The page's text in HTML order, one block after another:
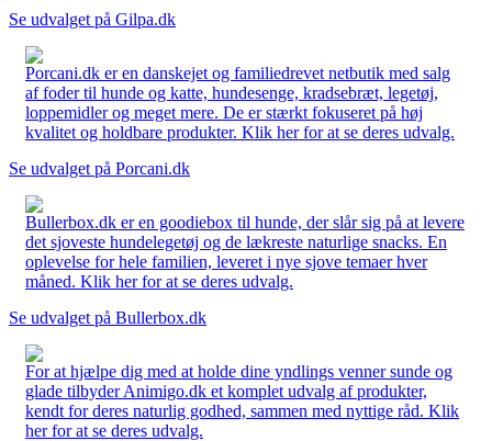
Se udvalget på Gilpa.dk
Porcani.dk er en danskejet og familiedrevet netbutik med salg
af foder til hunde og katte, hundesenge, kradsebræt, legetøj,
loppemidler og meget mere. De er stærkt fokuseret på høj
kvalitet og holdbare produkter. Klik her for at se deres udvalg.
Se udvalget på Porcani.dk
Bullerbox.dk er en goodiebox til hunde, der slår sig på at levere
det sjoveste hundelegetøj og de lækreste naturlige snacks. En
oplevelse for hele familien, leveret i nye sjove temaer hver
måned. Klik her for at se deres udvalg.
Se udvalget på Bullerbox.dk
For at hjælpe dig med at holde dine yndlings venner sunde og
glade tilbyder Animigo.dk et komplet udvalg af produkter,
kendt for deres naturlig godhed, sammen med nyttige råd. Klik
her for at se deres udvalg.